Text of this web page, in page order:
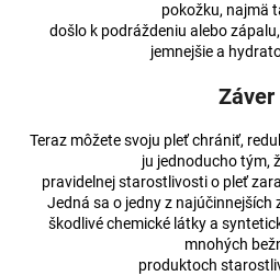
pokožku, najmä
došlo k podráždeniu alebo
jemnejšie a
Záver
Teraz môžete svoju pleť chrániť,
ju jednoducho tým,
pravidelnej starostlivosti o pleť
Jedná sa o jedny z najúčinnejších
škodlivé chemické látky a
mnohých
produktoch